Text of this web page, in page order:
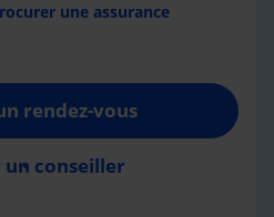
une assurance
rendez-vous
conseiller